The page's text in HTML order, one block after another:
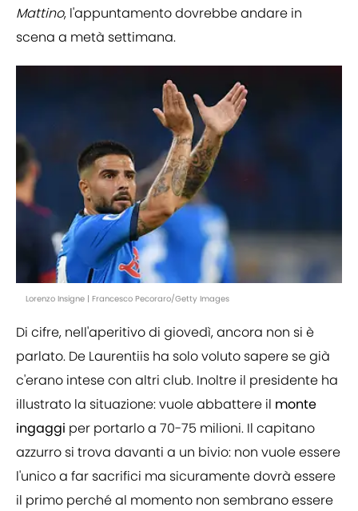
Mattino, l'appuntamento dovrebbe andare in
scena a metà settimana.
Lorenzo Insigne | Francesco Pecoraro/Getty Images
Di cifre, nell'aperitivo di giovedì, ancora non si è
parlato. De Laurentiis ha solo voluto sapere se già
c'erano intese con altri club. Inoltre il presidente ha
illustrato la situazione: vuole abbattere il monte
ingaggi per portarlo a 70-75 milioni. Il capitano
azzurro si trova davanti a un bivio: non vuole essere
l'unico a far sacrifici ma sicuramente dovrà essere
il primo perché al momento non sembrano essere